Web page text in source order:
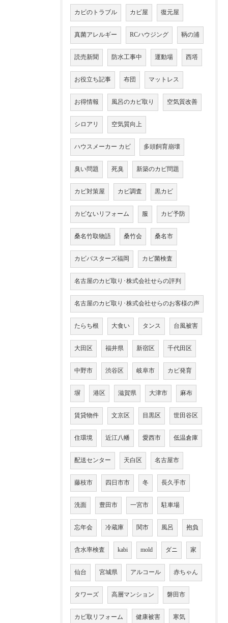
カビのトラブル カビ屋 復元屋
真菌アレルギー RCハウジング 鞆の浦
読売新聞 防水工事中 運動場 西塔
お役立ち記事 布団 マットレス
お得情報 風呂のカビ取り 空気質改善
シロアリ 空気質向上
ハウスメーカー カビ 多頭飼育崩壊
臭い問題 死臭 新築のカビ問題
カビ対策屋 カビ調査 黒カビ
カビないリフォーム 服 カビ予防
桑名竹取物語 桑竹会 桑名市
カビバスターズ福岡 カビ菌検査
名古屋のカビ取り･株式会社せらの評判
名古屋のカビ取り･株式会社せらのお客様の声
たらち根 大食い タンス 台風被害
大田区 福井県 新宿区 千代田区
中野市 渋谷区 岐阜市 カビ発育
塀 港区 滋賀県 大津市 麻布
賃貸物件 文京区 目黒区 世田谷区
住環境 近江八幡 愛西市 低温倉庫
配送センター 天白区 名古屋市
藤枝市 四日市市 冬 長久手市
洗面 豊田市 一宮市 駐車場
忘年会 冷蔵庫 関市 風呂 抱負
含水率検査 kabi mold ダニ 家
仙台 宮城県 アルコール 赤ちゃん
タワーズ 高層マンション 磐田市
カビ取リフォーム 健康被害 寒気